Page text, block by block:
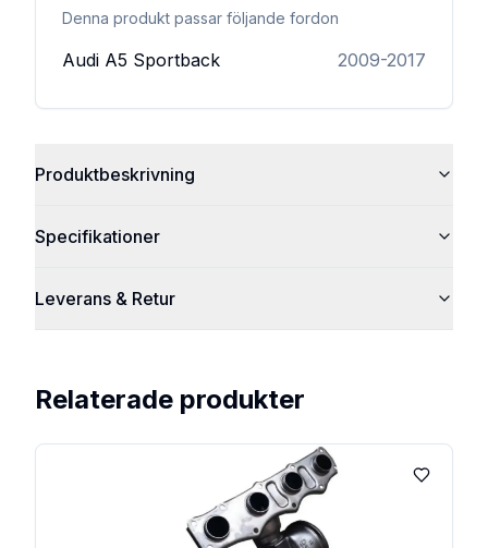
Denna produkt passar följande fordon
Audi A5 Sportback 2009-2017
Produktbeskrivning
Specifikationer
Leverans & Retur
Relaterade produkter
Lägg till